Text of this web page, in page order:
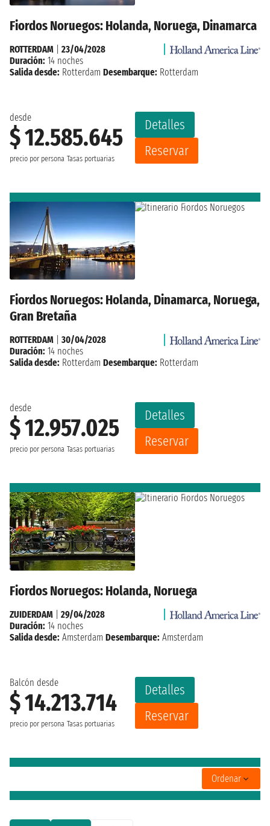
Fiordos Noruegos: Holanda, Noruega, Dinamarca
desde
$ 12.585.645
precio por persona Tasas portuarias
Detalles
Reservar
ROTTERDAM
23/04/2028
Duración: 14 noches
Salida desde: Rotterdam Desembarque: Rotterdam
Fiordos Noruegos: Holanda, Dinamarca, Noruega,
Gran Bretaña
desde
$ 12.957.025
precio por persona Tasas portuarias
Detalles
Reservar
ROTTERDAM
30/04/2028
Duración: 14 noches
Salida desde: Rotterdam Desembarque: Rotterdam
Fiordos Noruegos: Holanda, Noruega
Balcón desde
$ 14.213.714
precio por persona Tasas portuarias
Detalles
Reservar
ZUIDERDAM
29/04/2028
Duración: 14 noches
Salida desde: Amsterdam Desembarque: Amsterdam
Ordenar